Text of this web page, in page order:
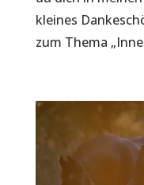
kleines
zum Thema